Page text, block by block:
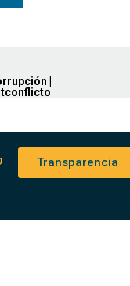
|
Transparencia